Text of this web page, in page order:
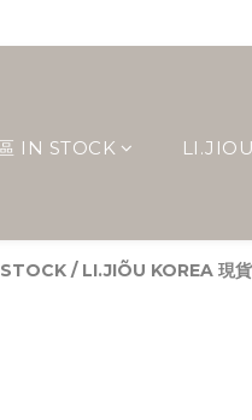
IN STOCK
/ LI.JIÕU KOREA 現貨